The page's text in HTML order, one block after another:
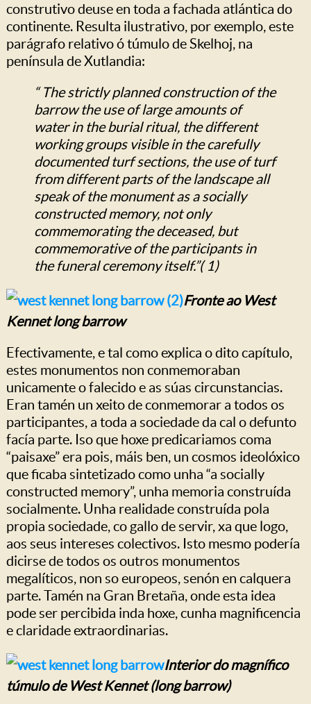
construtivo deuse en toda a fachada atlántica do
continente. Resulta ilustrativo, por exemplo, este
parágrafo relativo ó túmulo de Skelhoj, na
península de Xutlandia:
“ The strictly planned construction of the
barrow the use of large amounts of
water in the burial ritual, the different
working groups visible in the carefully
documented turf sections, the use of turf
from different parts of the landscape all
speak of the monument as a socially
constructed memory, not only
commemorating the deceased, but
commemorative of the participants in
the funeral ceremony itself.”( 1)
Fronte ao West
Kennet long barrow
Efectivamente, e tal como explica o dito capítulo,
estes monumentos non conmemoraban
unicamente o falecido e as súas circunstancias.
Eran tamén un xeito de conmemorar a todos os
participantes, a toda a sociedade da cal o defunto
facía parte. Iso que hoxe predicariamos coma
“paisaxe” era pois, máis ben, un cosmos ideolóxico
que ficaba sintetizado como unha “a socially
constructed memory”, unha memoria construída
socialmente. Unha realidade construída pola
propia sociedade, co gallo de servir, xa que logo,
aos seus intereses colectivos. Isto mesmo podería
dicirse de todos os outros monumentos
megalíticos, non so europeos, senón en calquera
parte. Tamén na Gran Bretaña, onde esta idea
pode ser percibida inda hoxe, cunha magnificencia
e claridade extraordinarias.
Interior do magnífico
túmulo de West Kennet (long barrow)